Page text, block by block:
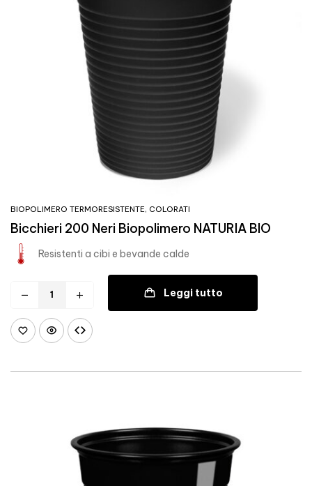
BIOPOLIMERO TERMORESISTENTE, COLORATI
Bicchieri 200 Neri Biopolimero NATURIA BIO
Resistenti a cibi e bevande calde
Leggi tutto